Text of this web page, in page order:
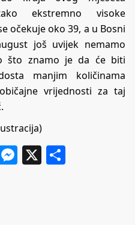
ekstremno visoke
očekuje oko 39, a u Bosni
još uvijek nemamo
što znamo je da će biti
manjim količinama
vrijednosti za taj
Messenger
X